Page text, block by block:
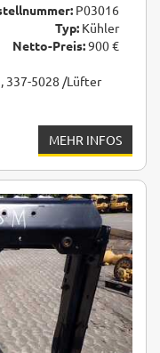
P03016
Typ: Kühler
Netto-Preis:900 €
337-5028 /Lüfter
MEHR INFOS